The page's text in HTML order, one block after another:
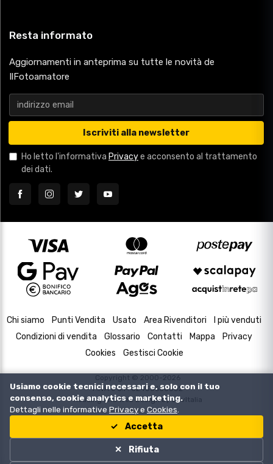
Resta informato
Aggiornamenti in anteprima su tutte le novità de
IlFotoamatore
Iscriviti alla newsletter
Ho letto l'informativa Privacye acconsento al trattamento
dei dati.
Chi siamo Punti Vendita Usato Area Rivenditori
I più venduti
Condizioni di vendita
Glossario Contatti Mappa
Privacy
Cookies
Gestisci Cookie
Copyright © 2000-2026
P.IVA e C.F. 02433630502
Housing and Web Design byDevItalia
Usiamo cookie tecnici necessari e, solo con il tuo
consenso, cookie analytics e marketing.
Dettagli nelle informative Privacye Cookies
Accetta
Rifiuta